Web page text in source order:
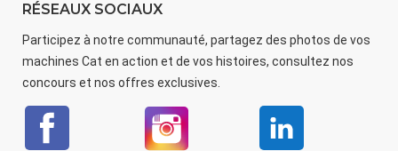
RÉSEAUX SOCIAUX
Participez à notre communauté, partagez des photos de vos
machines Cat en action et de vos histoires, consultez nos
concours et nos offres exclusives.